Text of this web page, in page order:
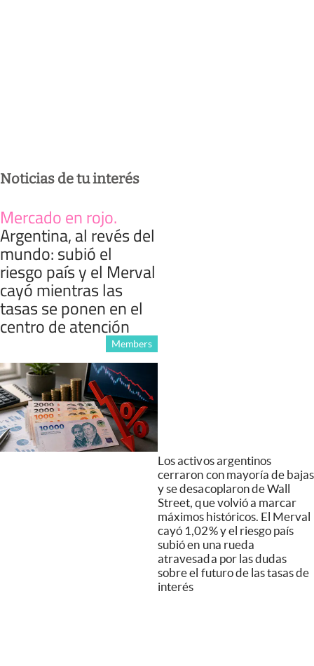
Noticias de tu interés
Mercado en rojo.
Argentina, al revés del
mundo: subió el
riesgo país y el Merval
cayó mientras las
tasas se ponen en el
centro de atención
Members
Los activos argentinos
cerraron con mayoría de bajas
y se desacoplaron de Wall
Street, que volvió a marcar
máximos históricos. El Merval
cayó 1,02% y el riesgo país
subió en una rueda
atravesada por las dudas
sobre el futuro de las tasas de
interés